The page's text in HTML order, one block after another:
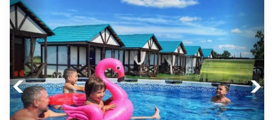
Previous Next